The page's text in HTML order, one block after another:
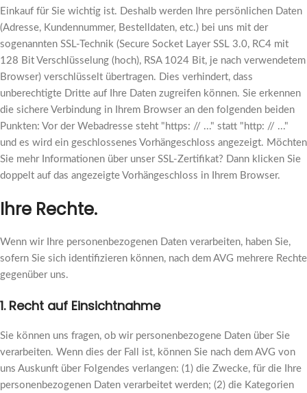
Einkauf für Sie wichtig ist. Deshalb werden Ihre persönlichen Daten
(Adresse, Kundennummer, Bestelldaten, etc.) bei uns mit der
sogenannten SSL-Technik (Secure Socket Layer SSL 3.0, RC4 mit
128 Bit Verschlüsselung (hoch), RSA 1024 Bit, je nach verwendetem
Browser) verschlüsselt übertragen. Dies verhindert, dass
unberechtigte Dritte auf Ihre Daten zugreifen können. Sie erkennen
die sichere Verbindung in Ihrem Browser an den folgenden beiden
Punkten: Vor der Webadresse steht "https: // ..." statt "http: // ..."
und es wird ein geschlossenes Vorhängeschloss angezeigt. Möchten
Sie mehr Informationen über unser SSL-Zertifikat? Dann klicken Sie
doppelt auf das angezeigte Vorhängeschloss in Ihrem Browser.
Ihre Rechte.
Wenn wir Ihre personenbezogenen Daten verarbeiten, haben Sie,
sofern Sie sich identifizieren können, nach dem AVG mehrere Rechte
gegenüber uns.
1. Recht auf Einsichtnahme
Sie können uns fragen, ob wir personenbezogene Daten über Sie
verarbeiten. Wenn dies der Fall ist, können Sie nach dem AVG von
uns Auskunft über Folgendes verlangen: (1) die Zwecke, für die Ihre
personenbezogenen Daten verarbeitet werden; (2) die Kategorien